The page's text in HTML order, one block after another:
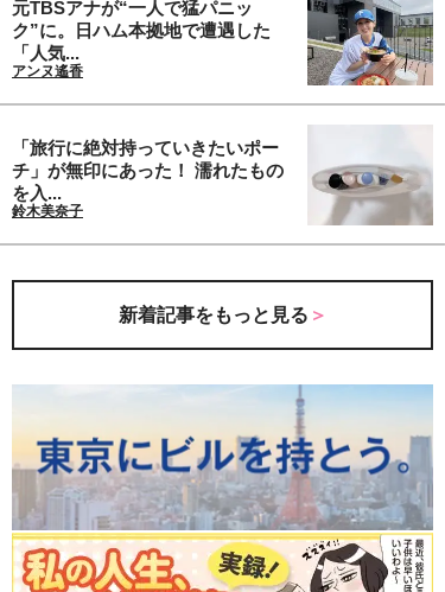
元TBSアナが“一人で猛パニッ
ク”に。日ハム本拠地で遭遇した
「人気...
アンヌ遙香
「旅行に絶対持っていきたいポー
チ」が無印にあった！ 濡れたもの
を入...
鈴木美奈子
新着記事をもっと見る